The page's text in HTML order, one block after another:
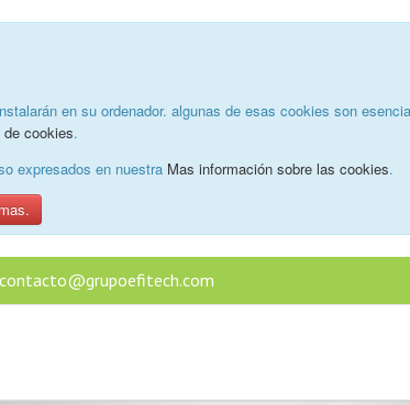
en su ordenador. algunas de esas cookies son
cookies.
expresados en nuestra Mas información sobre las cookies.
contacto@grupoefitech.com